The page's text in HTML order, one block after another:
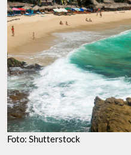
Foto: Shutterstock